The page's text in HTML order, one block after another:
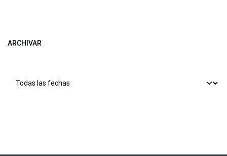
ARCHIVAR